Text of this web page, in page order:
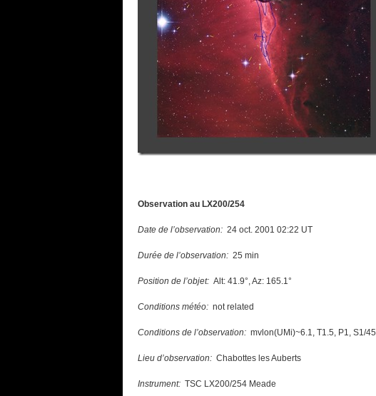
Observation au LX200/254
Date de l’observation: 24 oct. 2001 02:22 UT
Durée de l’observation: 25 min
Position de l’objet: Alt: 41.9°, Az: 165.1°
Conditions météo: not related
Conditions de l’observation: mvlon(UMi)~6.1, T1.5, P1, S1/45
Lieu d’observation: Chabottes les Auberts
Instrument: TSC LX200/254 Meade